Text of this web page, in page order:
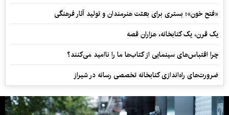
«فتح خون»؛ بستری برای بعثت هنرمندان و تولید آثار فرهنگی
یک قرن، یک کتابخانه، هزاران قصه
چرا اقتباس‌های سینمایی از کتاب‌ها ما را ناامید می‌کنند؟
ضرورت‌های راه‌اندازی کتابخانه تخصصی رسانه در شیراز